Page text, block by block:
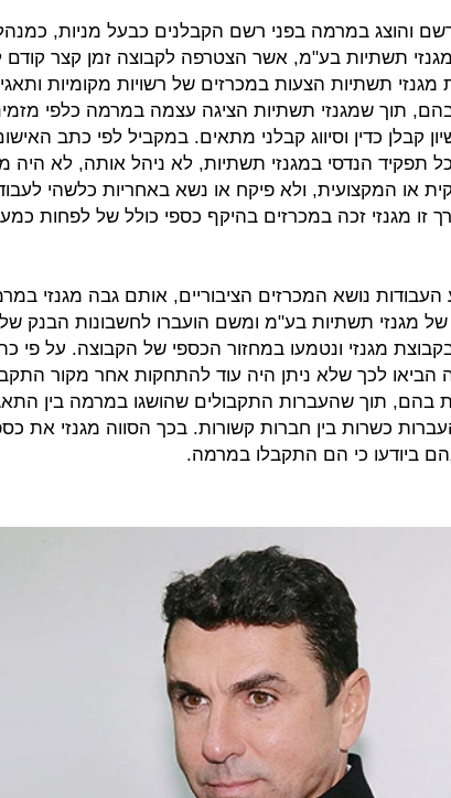
והוצג במרמה בפני רשם הקבלנים כבעל מניות,
תשתיות בע"מ, אשר הצטרפה לקבוצה זמן קצר קודם
מגנזי תשתיות הצעות במכרזים של רשויות מקומיות
בהם, תוך שמגנזי תשתיות הציגה עצמה במרמה כלפי
קבלן כדין וסיווג קבלני מתאים. במקביל לפי כתב
תפקיד הנדסי במגנזי תשתיות, לא ניהל אותה, לא היה
או המקצועית, ולא פיקח או נשא באחריות כלשהי
זו מגנזי זכה במכרזים בהיקף כספי כולל של לפחות
העבודות נושא המכרזים הציבוריים, אותם גבה מגנזי
של מגנזי תשתיות בע"מ ומשם הועברו לחשבונות הבנק של
מגנזי ונטמעו במחזור הכספי של הקבוצה. על פי
הביאו לכך שלא ניתן היה עוד להתחקות אחר מקור
בהם, תוך שהעברות התקבולים שהושגו במרמה בין
כשרות בין חברות קשורות. בכך הסווה מגנזי את
ביודעו כי הם התקבלו במרמה.